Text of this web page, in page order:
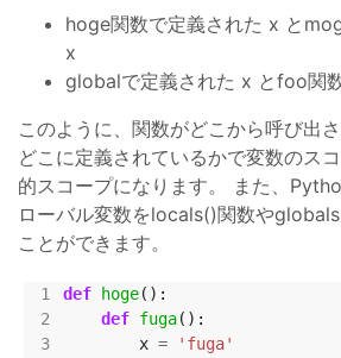
hoge関数で定義された x と
x
globalで定義された x とfoo関
このように、関数がどこから呼び出
どこに定義されているかで変数のス
的スコープになります。 また、
ローバル変数をlocals()関数や
ことができます。
1
2
3
def hoge
def fuga
        x
=
'fuga'